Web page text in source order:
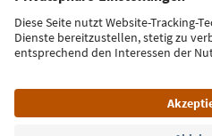
FAQ Kontakt Presse MICE